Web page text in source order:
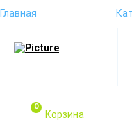
Главная
0
Корзина